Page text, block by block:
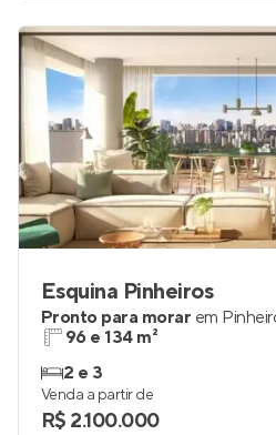
Esquina Pinheiros
Pronto para morar em
96 e 134 m²
2 e 3
Venda a partir de
R$ 2.100.000